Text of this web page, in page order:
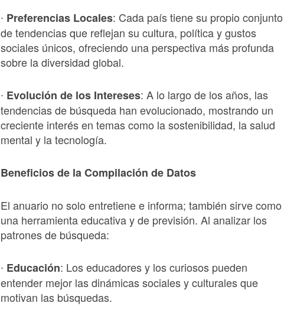
∙ Preferencias Locales: Cada país tiene su propio conjunto
de tendencias que reflejan su cultura, política y gustos
sociales únicos, ofreciendo una perspectiva más profunda
sobre la diversidad global.
∙ Evolución de los Intereses: A lo largo de los años, las
tendencias de búsqueda han evolucionado, mostrando un
creciente interés en temas como la sostenibilidad, la salud
mental y la tecnología.
Beneficios de la Compilación de Datos
El anuario no solo entretiene e informa; también sirve como
una herramienta educativa y de previsión. Al analizar los
patrones de búsqueda:
∙ Educación: Los educadores y los curiosos pueden
entender mejor las dinámicas sociales y culturales que
motivan las búsquedas.